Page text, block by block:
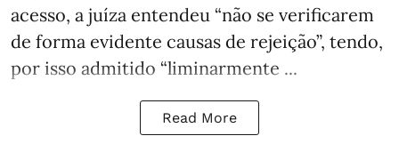
acesso, a juíza entendeu “não se verificarem
de forma evidente causas de rejeição”, tendo,
por isso admitido “liminarmente ...
Read More